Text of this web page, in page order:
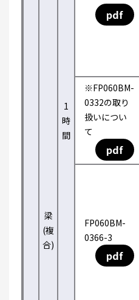
梁
(複
合)
1
時
間
pdf
※FP060BM-
0332の取り
扱いについ
て
pdf
FP060BM-
0366-3
pdf